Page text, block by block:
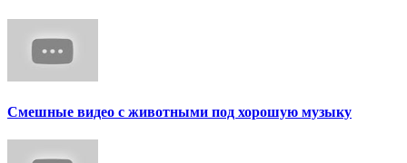
Смешные видео с животными под хорошую музыку